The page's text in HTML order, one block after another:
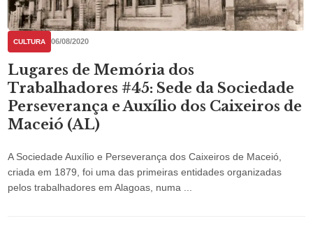
CULTURA 06/08/2020
Lugares de Memória dos
Trabalhadores #45: Sede da Sociedade
Perseverança e Auxílio dos Caixeiros de
Maceió (AL)
A Sociedade Auxílio e Perseverança dos Caixeiros de Maceió,
criada em 1879, foi uma das primeiras entidades organizadas
pelos trabalhadores em Alagoas, numa ...